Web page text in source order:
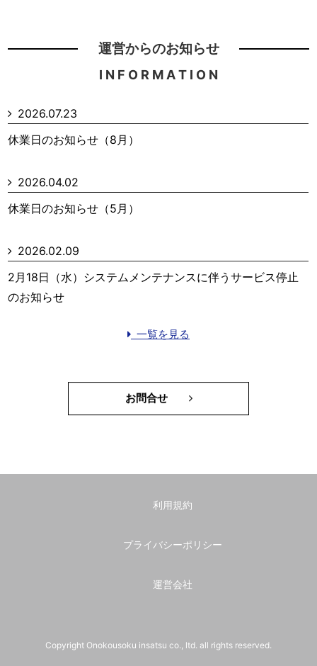
運営からのお知らせ
I N F O R M A T I O N
2026.07.23
休業日のお知らせ（8月）
2026.04.02
休業日のお知らせ（5月）
2026.02.09
2月18日（水）システムメンテナンスに伴うサービス停止
のお知らせ
一覧を見る
お問合せ
利用規約
プライバシーポリシー
運営会社
Copyright Onokousoku insatsu co., ltd. all rights reserved.